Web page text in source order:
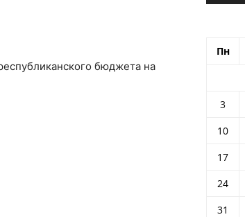
бюджета на
Пн
3
10
17
24
31